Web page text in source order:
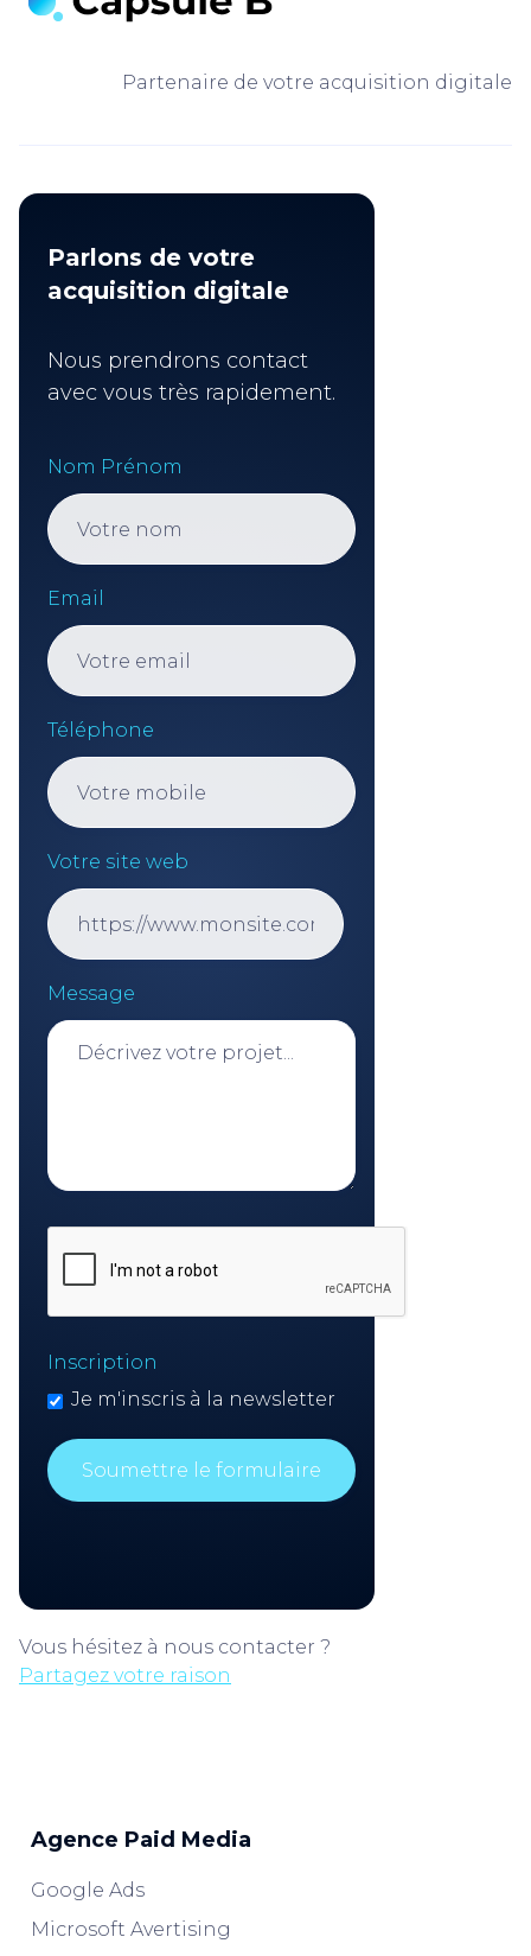
Partenaire de votre acquisition digitale
Parlons de votre
acquisition digitale
Nous prendrons contact
avec vous très rapidement.
Nom Prénom
Email
Téléphone
Votre site web
Message
Inscription
Je m'inscris à la newsletter
Vous hésitez à nous contacter ?
Partagez votre raison
Agence Paid Media
Google Ads
Microsoft Avertising